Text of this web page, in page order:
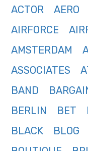
ACTOR
AERO
AIRFORCE
AMSTERDAM
ASSOCIATES
BAND
BERLIN
BET
BLACK
BLOG